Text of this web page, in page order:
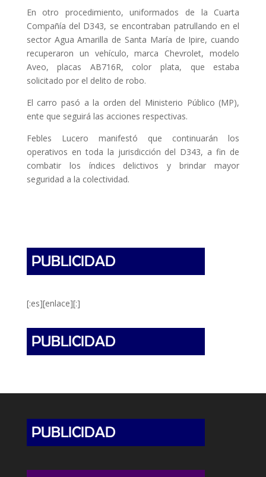
En otro procedimiento, uniformados de la Cuarta
Compañía del D343, se encontraban patrullando en el
sector Agua Amarilla de Santa María de Ipire, cuando
recuperaron un vehículo, marca Chevrolet, modelo
Aveo, placas AB716R, color plata, que estaba
solicitado por el delito de robo.
El carro pasó a la orden del Ministerio Público (MP),
ente que seguirá las acciones respectivas.
Febles Lucero manifestó que continuarán los
operativos en toda la jurisdicción del D343, a fin de
combatir los índices delictivos y brindar mayor
seguridad a la colectividad.
[:es][enlace][:]